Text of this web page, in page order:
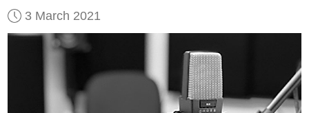
3 March 2021